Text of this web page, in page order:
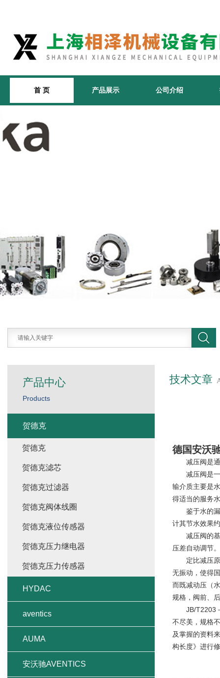
首 页 产品展示 公司介绍
技术文章
德国安沃
减压阀是通
减压阀是一
输介质主要是
得适当的服务
鉴于水的漏
计其节水效果
减压阀的基
压差自动调节。
定比减压原
无振动，使得
而既减动压（
规格，阀前、
JB/T2203－
不尽美，规格
及掌握的资料
构长度》进行
产品中心
Products
贺德克
贺德克
贺德克滤芯
贺德克过滤器
贺德克阀体线圈
贺德克液位传感器
贺德克压力继电器
贺德克压力传感器
HYDAC
aventics
AUMA
安沃驰AVENTICS